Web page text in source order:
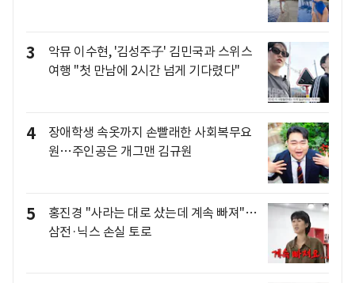
3
악뮤 이수현, '김성주子' 김민국과 스위스
여행 "첫 만남에 2시간 넘게 기다렸다"
4
장애학생 속옷까지 손빨래한 사회복무요
원…주인공은 개그맨 김규원
5
홍진경 "사라는 대로 샀는데 계속 빠져"…
삼전·닉스 손실 토로